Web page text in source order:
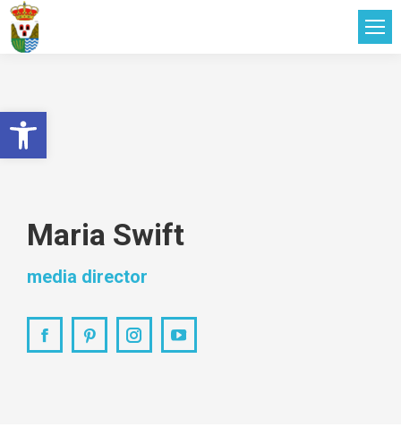
Abrir barra de herramientas
Maria Swift
media director
FacebookPinterestInstagramYouTube